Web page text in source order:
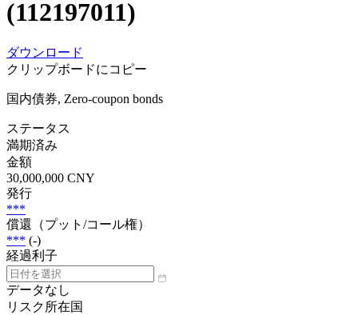
(112197011)
ダウンロード
クリップボードにコピー
国内債券, Zero-coupon bonds
ステータス
満期済み
金額
30,000,000 CNY
発行
***
償還（プット/コール権）
*** (-)
経過利子
データなし
リスク所在国